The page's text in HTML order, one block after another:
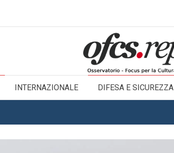
INTERNAZIONALE DIFESA E SICUREZZA